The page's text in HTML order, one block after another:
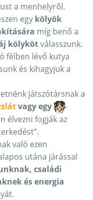
a menhelyről.
egy kölyök
míg benő a
kölykötválasszunk.
félben lévő kutya
és kihagyjuk a
játszótársnak a
vagy egy
élvezni fogják az
való ezen
utána járással
családi
és energia